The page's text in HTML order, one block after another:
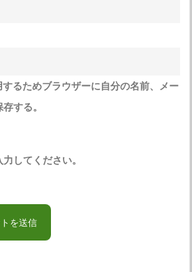
るためブラウザーに自分の名前、メー
する。
してください。